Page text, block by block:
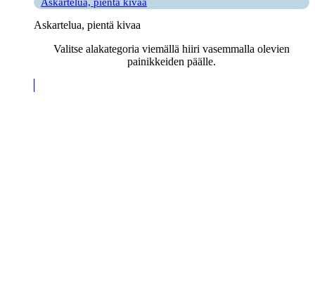
Askartelua, pientä kivaa
Askartelua, pientä kivaa
Valitse alakategoria viemällä hiiri vasemmalla olevien
painikkeiden päälle.